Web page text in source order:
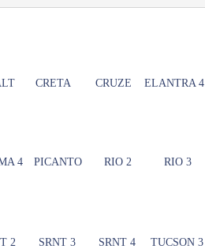
CRETA CRUZE ELANTRA 4
4 PICANTO RIO 2 RIO 3
2 SRNT 3 SRNT 4 TUCSON 3